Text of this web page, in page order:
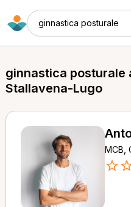
ginnastica posturale
ginnastica posturale
Stallavena-Lugo
MCB,